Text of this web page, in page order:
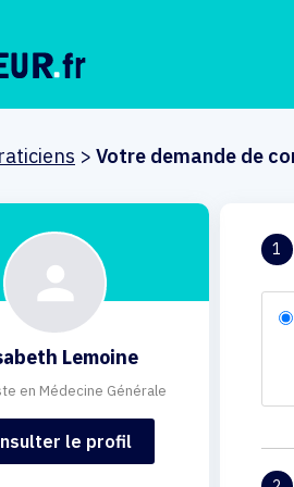
> Votre demande de
Lemoine
en Médecine Générale
le profil
1